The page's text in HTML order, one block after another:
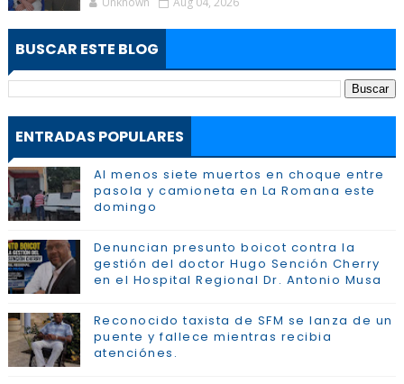
BUSCAR ESTE BLOG
ENTRADAS POPULARES
Al menos siete muertos en choque entre
pasola y camioneta en La Romana este
domingo
Denuncian presunto boicot contra la
gestión del doctor Hugo Sención Cherry
en el Hospital Regional Dr. Antonio Musa
Reconocido taxista de SFM se lanza de un
puente y fallece mientras recibia
atenciónes.